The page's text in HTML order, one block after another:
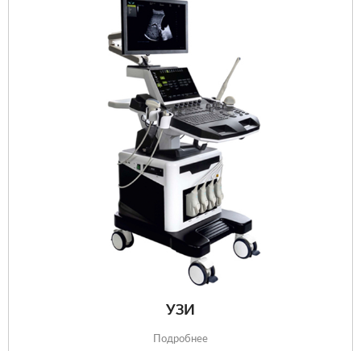
УЗИ
Подробнее